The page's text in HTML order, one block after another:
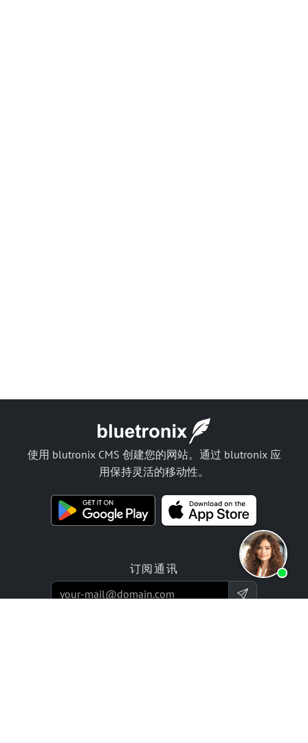
使用 blutronix CMS 创建您的网站。通过 blutronix 应
用保持灵活的移动性。
订阅通讯